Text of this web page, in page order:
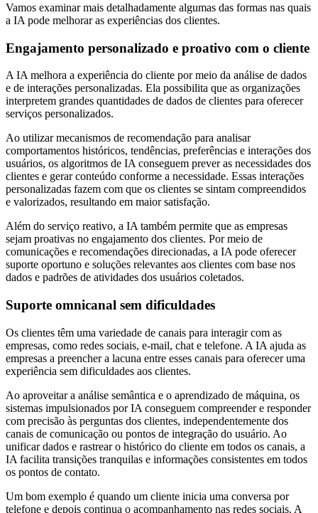
Vamos examinar mais detalhadamente algumas das formas nas quais
a IA pode melhorar as experiências dos clientes.
Engajamento personalizado e proativo com o cliente
A IA melhora a experiência do cliente por meio da análise de dados
e de interações personalizadas. Ela possibilita que as organizações
interpretem grandes quantidades de dados de clientes para oferecer
serviços personalizados.
Ao utilizar mecanismos de recomendação para analisar
comportamentos históricos, tendências, preferências e interações dos
usuários, os algoritmos de IA conseguem prever as necessidades dos
clientes e gerar conteúdo conforme a necessidade. Essas interações
personalizadas fazem com que os clientes se sintam compreendidos
e valorizados, resultando em maior satisfação.
Além do serviço reativo, a IA também permite que as empresas
sejam proativas no engajamento dos clientes. Por meio de
comunicações e recomendações direcionadas, a IA pode oferecer
suporte oportuno e soluções relevantes aos clientes com base nos
dados e padrões de atividades dos usuários coletados.
Suporte omnicanal sem dificuldades
Os clientes têm uma variedade de canais para interagir com as
empresas, como redes sociais, e-mail, chat e telefone. A IA ajuda as
empresas a preencher a lacuna entre esses canais para oferecer uma
experiência sem dificuldades aos clientes.
Ao aproveitar a análise semântica e o aprendizado de máquina, os
sistemas impulsionados por IA conseguem compreender e responder
com precisão às perguntas dos clientes, independentemente dos
canais de comunicação ou pontos de integração do usuário. Ao
unificar dados e rastrear o histórico do cliente em todos os canais, a
IA facilita transições tranquilas e informações consistentes em todos
os pontos de contato.
Um bom exemplo é quando um cliente inicia uma conversa por
telefone e depois continua o acompanhamento nas redes sociais. A